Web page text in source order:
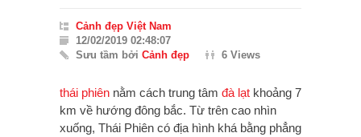
Cảnh đẹp Việt Nam
12/02/2019 02:48:07
Sưu tầm bởi Cảnh đẹp 6 Views
thái phiên nằm cách trung tâm đà lạt khoảng 7
km về hướng đông bắc. Từ trên cao nhìn
xuống, Thái Phiên có địa hình khá bằng phẳng